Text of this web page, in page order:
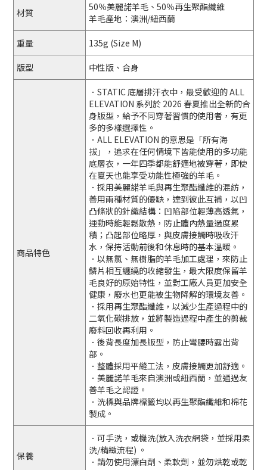
材質
50％美麗諾羊毛、50％再生聚酯纖維
羊毛產地：澳洲/紐西蘭
重量 135g (Size M)
版型 中性版、合身
商品特色
．STATIC 底層排汗衣中，最受歡迎的 ALL
ELEVATION 系列於 2026 春夏推出全新的合
身版型，給予不同穿著習慣的使用者，有更
多的多樣選擇性。
．ALL ELEVATION 的意思是「所有海
拔」，追求在任何情境下皆能使用的多功能
底層衣，一年四季都能舒適地被穿著，即使
在夏天也能享受功能性極強的羊毛。
．採用美麗諾羊毛與再生聚酯纖維的混紡，
善用兩種材質的優缺，達到彼此互補，以凹
凸條狀的針織結構：凹陷部位輕薄高透氣，
運動時能輕鬆散熱，防止體內熱量過度累
積；凸起部位略厚，與皮膚接觸時吸收汗
水，保持活動前後和休息時的基本溫暖。
．以無氯、無樹脂的羊毛加工處理，來防止
鱗片相互纏繞的收縮發生，最大限度保留羊
毛良好的原始特性，並對工廠人員更加安全
健康，廢水也更能被生物降解的環境友善。
．採用再生聚酯纖維，以減少生產過程中的
二氧化碳排放，並將製造過程中產生的剪裁
廢料回收再利用。
．後背長度加長版型，防止彎腰時露出背
部。
．整體採用平縫工法，皮膚接觸更加舒適。
．美麗諾羊毛來自澳洲或紐西蘭，並通過友
善羊毛之認證。
．洗標與品牌標籤均以再生聚酯纖維和棉花
製成。
保養
．可手洗，或機洗(放入洗衣網袋，並採用柔
洗/精緻流程) 。
．請勿使用漂白劑、柔軟劑，並勿烘乾或乾